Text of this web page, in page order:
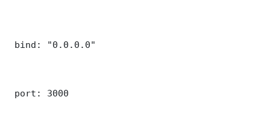
bind: "0.0.0.0"
port: 3000